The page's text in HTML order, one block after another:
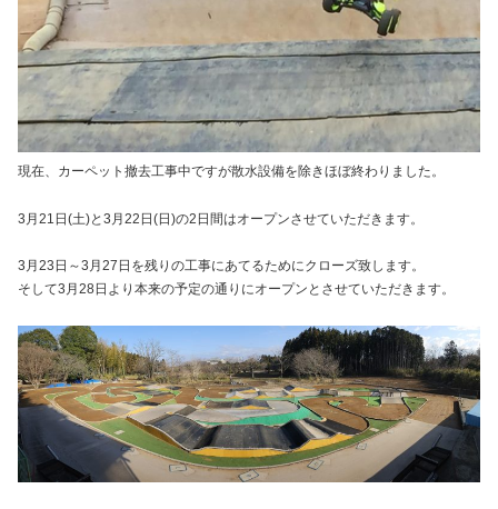
現在、カーペット撤去工事中ですが散水設備を除きほぼ終わりました。
3月21日(土)と3月22日(日)の2日間はオープンさせていただきます。
3月23日～3月27日を残りの工事にあてるためにクローズ致します。
そして3月28日より本来の予定の通りにオープンとさせていただきます。